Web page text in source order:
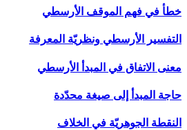
خطأ في فهم الموقف الأرسطي
التفسير الأرسطي ونظريّة المعرفة
معنى الاتفاق في المبدأ الأرسطي
حاجة المبدأ إلى صيغة محدّدة
النقطة الجوهريّة في الخلاف